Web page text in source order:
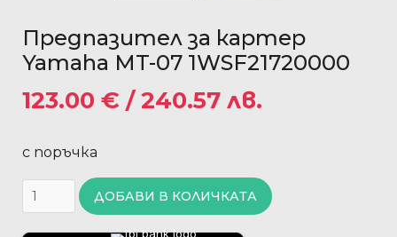
Предпазител за картер
Yamaha MT-07 1WSF21720000
123.00 € / 240.57 лв.
с поръчка
ДОБАВИ В КОЛИЧКАТА